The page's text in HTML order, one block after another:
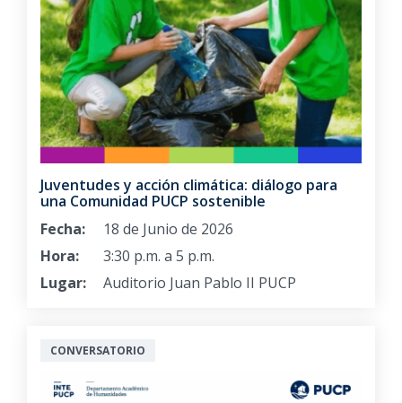
Juventudes y acción climática: diálogo para
una Comunidad PUCP sostenible
Fecha:
18 de Junio de 2026
Hora:
3:30 p.m. a 5 p.m.
Lugar:
Auditorio Juan Pablo II PUCP
CONVERSATORIO